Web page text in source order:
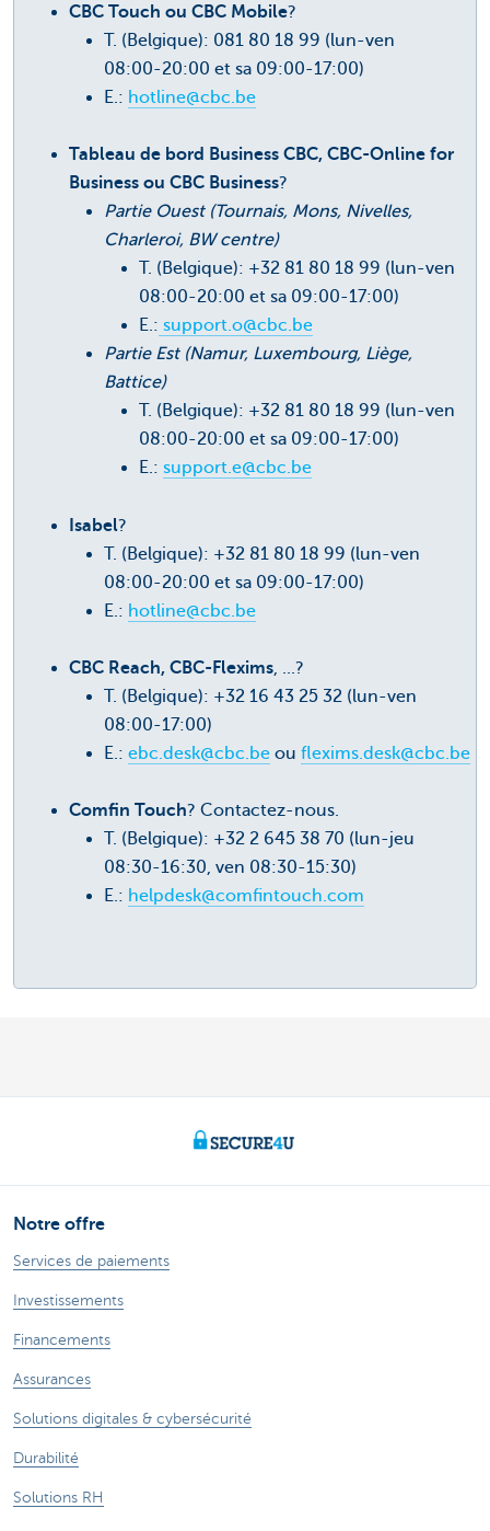
CBC Touch ou CBC Mobile?
T. (Belgique): 081 80 18 99 (lun-ven
08:00-20:00 et sa 09:00-17:00)
E.: hotline@cbc.be
Tableau de bord Business CBC, CBC-Online for
Business ou CBC Business?
Partie Ouest (Tournais, Mons, Nivelles,
Charleroi, BW centre)
T. (Belgique): +32 81 80 18 99 (lun-ven
08:00-20:00 et sa 09:00-17:00)
E.: support.o@cbc.be
Partie Est (Namur, Luxembourg, Liège,
Battice)
T. (Belgique): +32 81 80 18 99 (lun-ven
08:00-20:00 et sa 09:00-17:00)
E.: support.e@cbc.be
Isabel?
T. (Belgique): +32 81 80 18 99 (lun-ven
08:00-20:00 et sa 09:00-17:00)
E.: hotline@cbc.be
CBC Reach, CBC-Flexims, ...?
T. (Belgique): +32 16 43 25 32 (lun-ven
08:00-17:00)
E.: ebc.desk@cbc.be ou flexims.desk@cbc.be
Comfin Touch? Contactez-nous.
T. (Belgique): +32 2 645 38 70 (lun-jeu
08:30-16:30, ven 08:30-15:30)
E.: helpdesk@comfintouch.com
Notre offre
Services de paiements
Investissements
Financements
Assurances
Solutions digitales & cybersécurité
Durabilité
Solutions RH